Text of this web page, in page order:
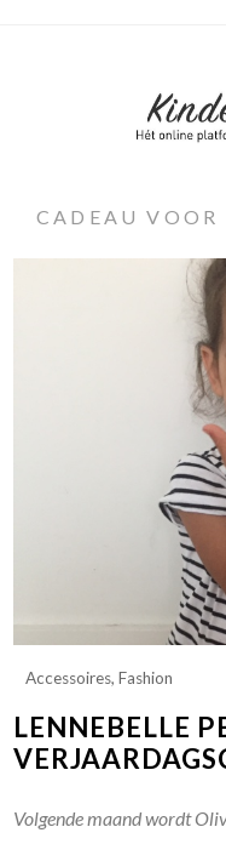
CADEAU VOOR
Accessoires,Fashion
LENNEBELLE
Volgende maand wordt